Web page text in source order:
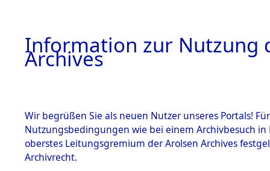
Information zur Nutzung
Archives
Wir begrüßen Sie als neuen Nutzer unseres Portals!
Nutzungsbedingungen wie bei einem Archivbesuch
oberstes Leitungsgremium der Arolsen Archives
Archivrecht.